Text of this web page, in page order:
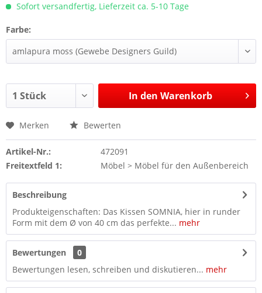
Sofort versandfertig, Lieferzeit ca. 5-10 Tage
Farbe:
In den Warenkorb
Merken Bewerten
Artikel-Nr.:
472091
Freitextfeld 1:
Möbel > Möbel für den Außenbereich
Beschreibung
Produkteigenschaften: Das Kissen SOMNIA, hier in runder
Form mit dem Ø von 40 cm das perfekte... mehr
Bewertungen
0
Bewertungen lesen, schreiben und diskutieren... mehr